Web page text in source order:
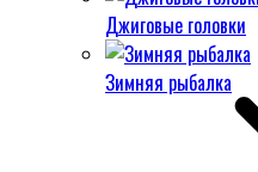
Джиговые головки
Зимняя рыбалка